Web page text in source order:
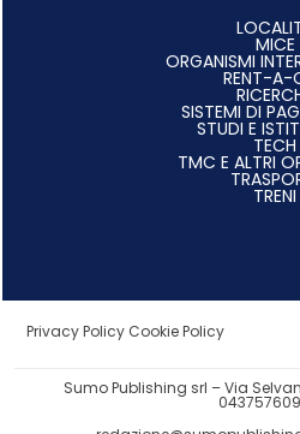
MICE
ORGANISMI
RENT-A-
SISTEMI DI
STUDI E
TECH
TMC E ALTRI
TRENI
Privacy Policy Cookie Policy
Sumo Publishing srl – Via